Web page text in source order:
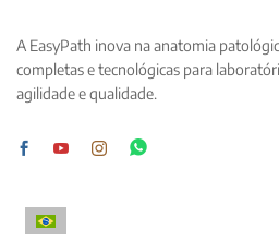
A EasyPath inova na anatomia
completas e tecnológicas para
agilidade e qualidade.